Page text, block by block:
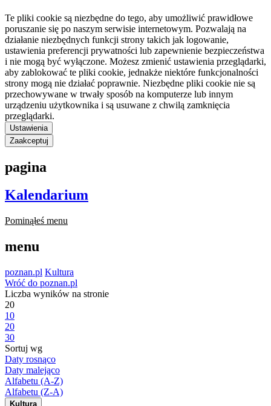
Te pliki cookie są niezbędne do tego, aby umożliwić prawidłowe
poruszanie się po naszym serwisie internetowym. Pozwalają na
działanie niezbędnych funkcji strony takich jak logowanie,
ustawienia preferencji prywatności lub zapewnienie bezpieczeństwa
i nie mogą być wyłączone. Możesz zmienić ustawienia przeglądarki,
aby zablokować te pliki cookie, jednakże niektóre funkcjonalności
strony mogą nie działać poprawnie. Niezbędne pliki cookie nie są
przechowywane w trwały sposób na komputerze lub innym
urządzeniu użytkownika i są usuwane z chwilą zamknięcia
przeglądarki.
Ustawienia
Zaakceptuj
pagina
Kalendarium
Pominąłeś menu
menu
poznan.pl Kultura
Wróć do poznan.pl
Liczba wyników na stronie
20
10
20
30
Sortuj wg
Daty rosnąco
Daty malejąco
Alfabetu (A-Z)
Alfabetu (Z-A)
Kultura